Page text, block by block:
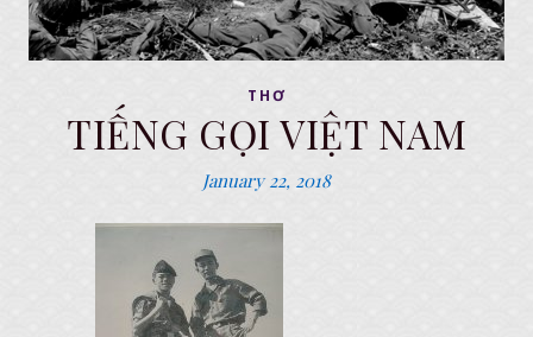
THƠ
TIẾNG GỌI VIỆT NAM
January 22, 2018